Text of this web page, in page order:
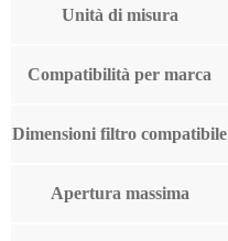
Unità di misura
Compatibilità per marca
Dimensioni filtro compatibile
Apertura massima